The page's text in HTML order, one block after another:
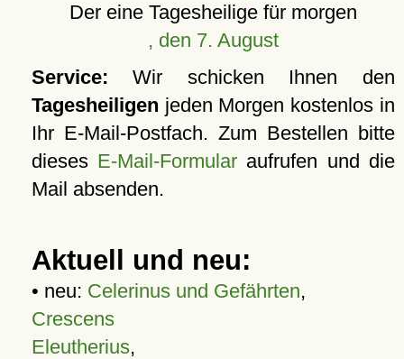
Der eine Tagesheilige für morgen
, den 7. August
Service: Wir schicken Ihnen den
Tagesheiligen jeden Morgen kostenlos in
Ihr E-Mail-Postfach. Zum Bestellen bitte
dieses E-Mail-Formular aufrufen und die
Mail absenden.
Aktuell und neu:
• neu: Celerinus und Gefährten,
Crescens
Eleutherius,